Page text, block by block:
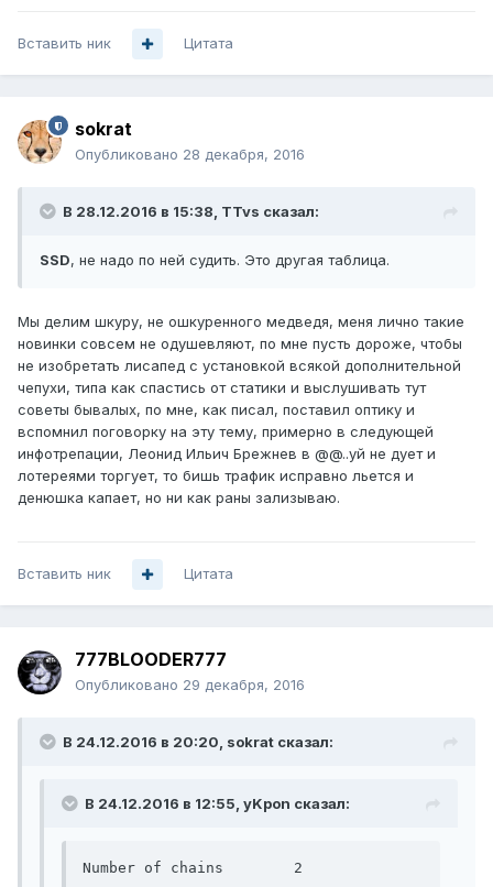
Вставить ник Цитата
sokrat
Опубликовано 28 декабря, 2016
В 28.12.2016 в 15:38, TTvs сказал:
SSD, не надо по ней судить. Это другая таблица.
Мы делим шкуру, не ошкуренного медведя, меня лично такие
новинки совсем не одушевляют, по мне пусть дороже, чтобы
не изобретать лисапед с установкой всякой дополнительной
чепухи, типа как спастись от статики и выслушивать тут
советы бывалых, по мне, как писал, поставил оптику и
вспомнил поговорку на эту тему, примерно в следующей
инфотрепации, Леонид Ильич Брежнев в @@..уй не дует и
лотереями торгует, то бишь трафик исправно льется и
денюшка капает, но ни как раны зализываю.
Вставить ник Цитата
777BLOODER777
Опубликовано 29 декабря, 2016
В 24.12.2016 в 20:20, sokrat сказал:
В 24.12.2016 в 12:55, yKpon сказал:
Number of chains	2